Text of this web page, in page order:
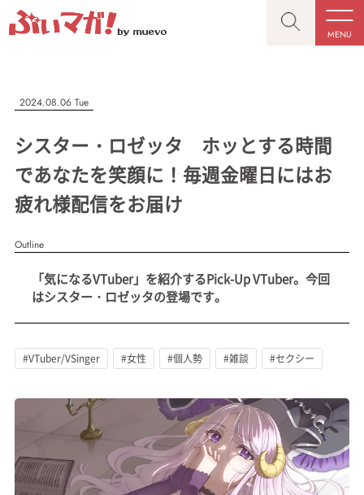
MENU
CLOSE
記事を検索する
#VTuber/VSinger #男性 #女性 #バ美肉 #男の娘
#獣系 #動物系 #企業公式 #個人勢
CLOSE
“推しへの応援を形にする”VTuber専門メディア
記事一覧
プレスリリース一覧
会社概要
お問い合わせ
LINK
2024.08.06 Tue
シスター・ロゼッタ ホッとする時間
であなたを笑顔に！毎週金曜日にはお
疲れ様配信をお届け
Outline
「気になるVTuber」を紹介するPick-Up VTuber。今回
はシスター・ロゼッタの登場です。
#VTuber/VSinger #女性 #個人勢 #雑談 #セクシー